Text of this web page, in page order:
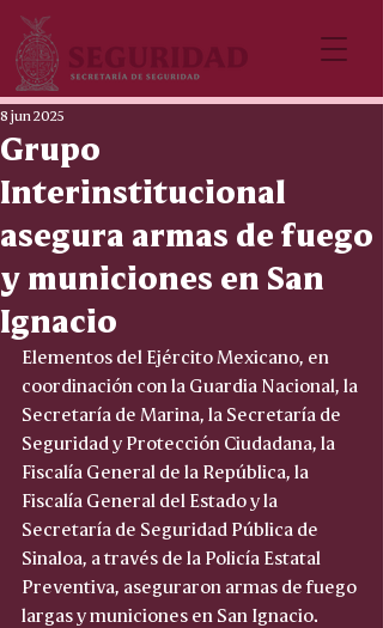
Grupo
Interinstitucional
asegura armas de fuego
y municiones en San
Ignacio
8 jun 2025
Elementos del Ejército Mexicano, en
coordinación con la Guardia Nacional, la
Secretaría de Marina, la Secretaría de
Seguridad y Protección Ciudadana, la
Fiscalía General de la República, la
Fiscalía General del Estado y la
Secretaría de Seguridad Pública de
Sinaloa, a través de la Policía Estatal
Preventiva, aseguraron armas de fuego
largas y municiones en San Ignacio.